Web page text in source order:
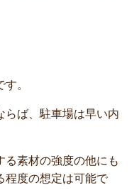
。
らば、駐車場は早い内
る素材の強度の他にも
程度の想定は可能で